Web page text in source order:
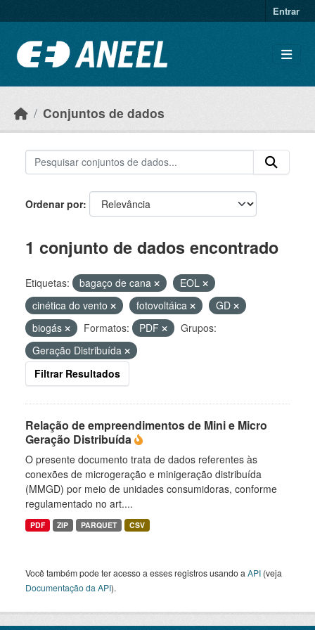
Entrar
Conjuntos de dados
Ordenar por
1 conjunto de dados encontrado
Etiquetas: bagaço de cana
EOL
cinética do vento
fotovoltáica
GD
biogás
Formatos: PDF
Grupos:
Geração Distribuída
Filtrar Resultados
Relação de empreendimentos de Mini e Micro
Geração Distribuída
O presente documento trata de dados referentes às
conexões de microgeração e minigeração distribuída
(MMGD) por meio de unidades consumidoras, conforme
regulamentado no art....
PDF ZIP PARQUET CSV
Você também pode ter acesso a esses registros usando a API (veja
Documentação da API).